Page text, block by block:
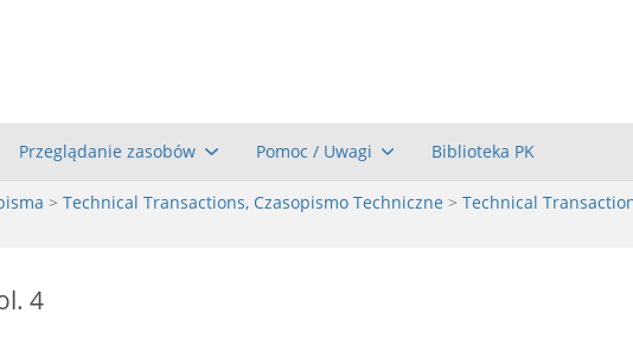
Przeglądanie zasobów Pomoc / Uwagi Biblioteka PK
> Technical Transactions, Czasopismo Techniczne > Technical
4